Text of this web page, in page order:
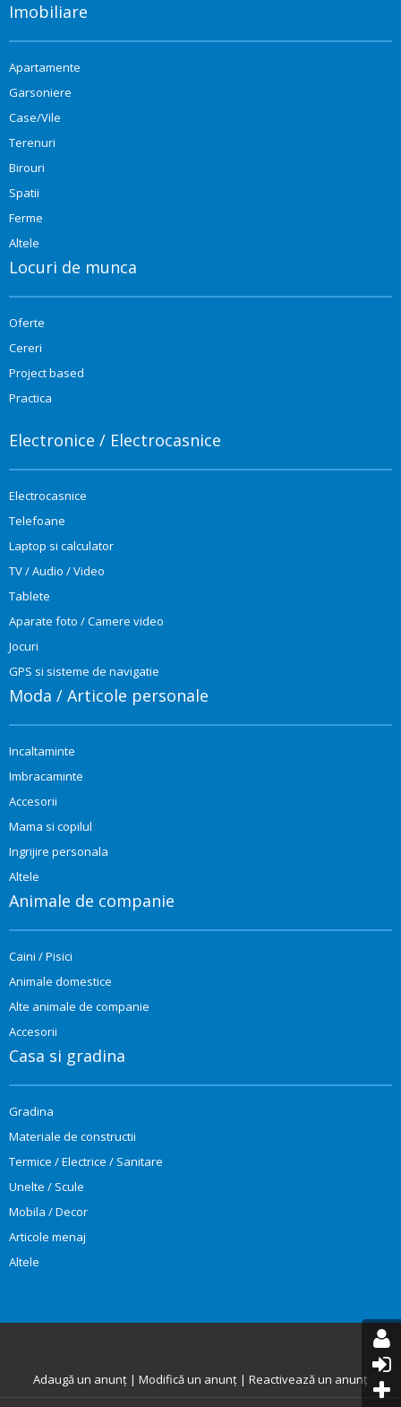
Imobiliare
Apartamente
Garsoniere
Case/Vile
Terenuri
Birouri
Spatii
Ferme
Altele
Locuri de munca
Oferte
Cereri
Project based
Practica
Electronice / Electrocasnice
Electrocasnice
Telefoane
Laptop si calculator
TV / Audio / Video
Tablete
Aparate foto / Camere video
Jocuri
GPS si sisteme de navigatie
Moda / Articole personale
Incaltaminte
Imbracaminte
Accesorii
Mama si copilul
Ingrijire personala
Altele
Animale de companie
Caini / Pisici
Animale domestice
Alte animale de companie
Accesorii
Casa si gradina
Gradina
Materiale de constructii
Termice / Electrice / Sanitare
Unelte / Scule
Mobila / Decor
Articole menaj
Altele
Adaugă un anunț | Modifică un anunț | Reactivează un anunț